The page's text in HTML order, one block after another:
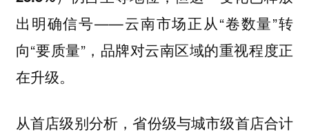
出明确信号——云南市场正从“卷数量”转
向“要质量”，品牌对云南区域的重视程度正
在升级。
从首店级别分析，省份级与城市级首店合计